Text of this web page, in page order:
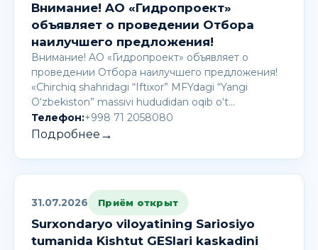
Внимание! AО «Гидропроект»
объявляет о проведении Отбора
наилучшего предложения!
Внимание! AО «Гидропроект» объявляет о
проведении Отбора наилучшего предложения!
«Chirchiq shahridagi “Iftixor” MFYdagi “Yangi
O‘zbekiston” massivi hududidan oqib o‘t…
Телефон:+998 71 2058080
Подробнее →
31.07.2026 Приём открыт
Surxondaryo viloyatining Sariosiyo
tumanida Kishtut GESlari kaskadini